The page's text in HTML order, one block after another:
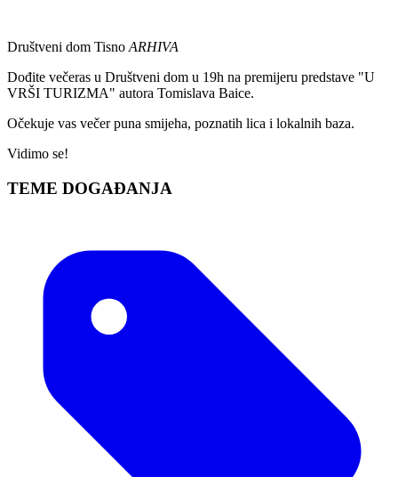
Društveni dom Tisno ARHIVA
Dođite večeras u Društveni dom u 19h na premijeru predstave "U
VRŠI TURIZMA" autora Tomislava Baice.
Očekuje vas večer puna smijeha, poznatih lica i lokalnih baza.
Vidimo se!
TEME DOGAĐANJA